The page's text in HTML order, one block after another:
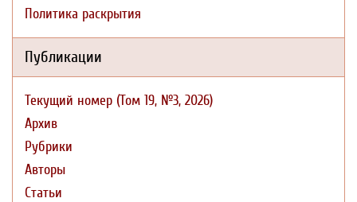
Политика раскрытия
Публикации
Текущий номер (Том 19, №3, 2026)
Архив
Рубрики
Авторы
Статьи